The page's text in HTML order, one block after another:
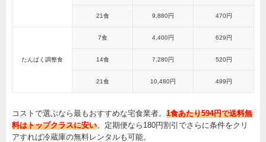
21食 9,880円 470円
たんぱく調整食
7食 4,400円 629円
14食 7,280円 520円
21食 10,480円 499円
コストで選ぶなら最もおすすめな宅食業者。 1食あたり594円で送料無
料はトップクラスに安い。定期便なら180円割引でさらに条件をクリ
アすれば冷蔵庫の無料レンタルも可能。